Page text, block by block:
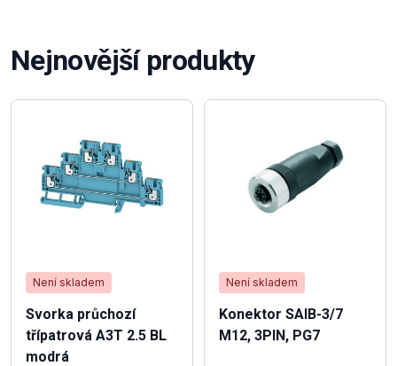
Nejnovější produkty
Není skladem
Svorka průchozí
třípatrová A3T 2.5 BL
modrá
Není skladem
Konektor SAIB-3/7
M12, 3PIN, PG7